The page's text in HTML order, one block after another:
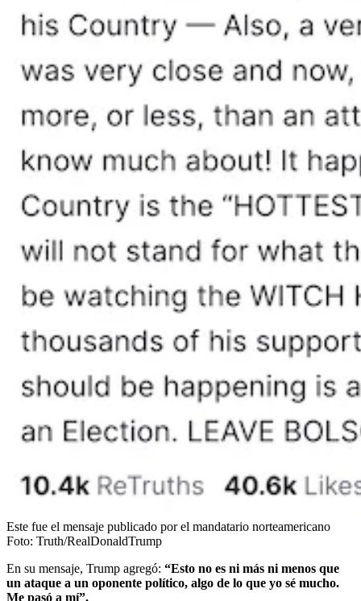
Este fue el mensaje publicado por el mandatario norteamericano
Foto: Truth/RealDonaldTrump
En su mensaje, Trump agregó: “Esto no es ni más ni menos que
un ataque a un oponente político, algo de lo que yo sé mucho.
Me pasó a mí”.